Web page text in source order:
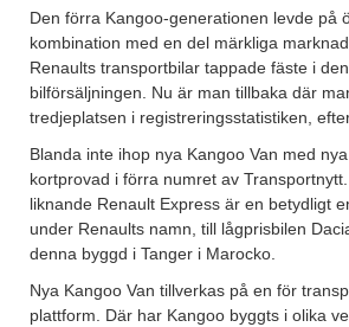
Den förra Kangoo-generationen levde på
kombination med en del märkliga
Renaults transportbilar tappade fäste i
bilförsäljningen. Nu är man tillbaka där
tredjeplatsen i registreringsstatistiken,
Blanda inte ihop nya Kangoo Van med
kortprovad i förra numret av
liknande Renault Express är en betydligt
under Renaults namn, till lågprisbilen
denna byggd i Tanger i Marocko.
Nya Kangoo Van tillverkas på en för
plattform. Där har Kangoo byggts i olika